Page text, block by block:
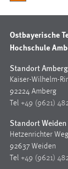
Ostbayerische
Hochschule
Standort Amberg
Kaiser-Wilhelm-
92224 Amberg
Tel +49 (9621)
Standort Weiden
Hetzenrichter
92637 Weiden
Tel +49 (9621)